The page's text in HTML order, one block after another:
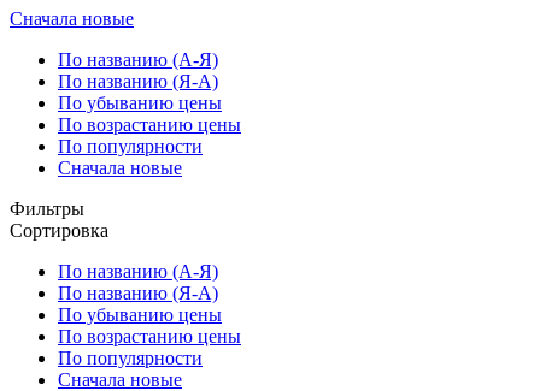
Сначала новые
По названию (А-Я)
По названию (Я-А)
По убыванию цены
По возрастанию цены
По популярности
Сначала новые
Фильтры
Сортировка
По названию (А-Я)
По названию (Я-А)
По убыванию цены
По возрастанию цены
По популярности
Сначала новые